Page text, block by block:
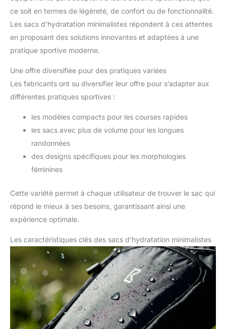
ce soit en termes de légèreté, de confort ou de fonctionnalité.
Les sacs d’hydratation minimalistes répondent à ces attentes
en proposant des solutions innovantes et adaptées à une
pratique sportive moderne.
Une offre diversifiée pour des pratiques variées
Les fabricants ont su diversifier leur offre pour s’adapter aux
différentes pratiques sportives :
les modèles compacts pour les courses rapides
les sacs avec plus de volume pour les longues
randonnées
des designs spécifiques pour les morphologies
féminines
Cette variété permet à chaque utilisateur de trouver le sac qui
répond le mieux à ses besoins, garantissant ainsi une
expérience optimale.
Les caractéristiques clés des sacs d’hydratation minimalistes